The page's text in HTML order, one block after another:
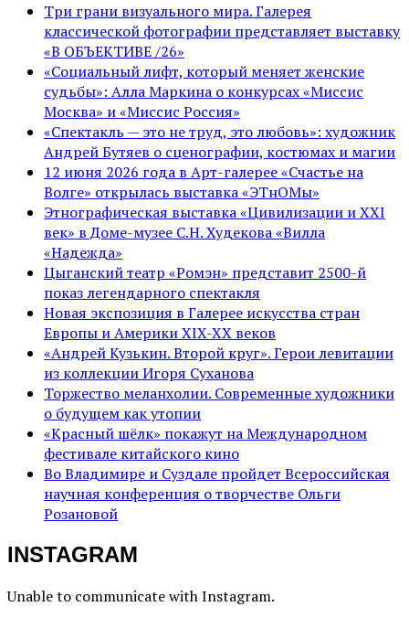
Три грани визуального мира. Галерея
классической фотографии представляет выставку
«В ОБЪЕКТИВЕ /26»
«Социальный лифт, который меняет женские
судьбы»: Алла Маркина о конкурсах «Миссис
Москва» и «Миссис Россия»
«Спектакль — это не труд, это любовь»: художник
Андрей Бутяев о сценографии, костюмах и магии
12 июня 2026 года в Арт-галерее «Счастье на
Волге» открылась выставка «ЭТнОМы»
Этнографическая выставка «Цивилизации и ХХI
век» в Доме-музее С.Н. Худекова «Вилла
«Надежда»
Цыганский театр «Ромэн» представит 2500-й
показ легендарного спектакля
Новая экспозиция в Галерее искусства стран
Европы и Америки XIX-XX веков
«Андрей Кузькин. Второй круг». Герои левитации
из коллекции Игоря Суханова
Торжество меланхолии. Современные художники
о будущем как утопии
«Красный шёлк» покажут на Международном
фестивале китайского кино
Во Владимире и Суздале пройдет Всероссийская
научная конференция о творчестве Ольги
Розановой
INSTAGRAM
Unable to communicate with Instagram.